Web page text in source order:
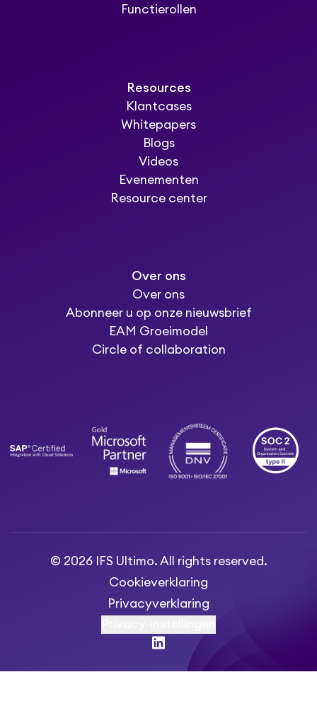
Functierollen
Resources
Klantcases
Whitepapers
Blogs
Videos
Evenementen
Resource center
Over ons
Over ons
Abonneer u op onze nieuwsbrief
EAM Groeimodel
Circle of collaboration
© 2026 IFS Ultimo. All rights reserved.
Cookieverklaring
Privacyverklaring